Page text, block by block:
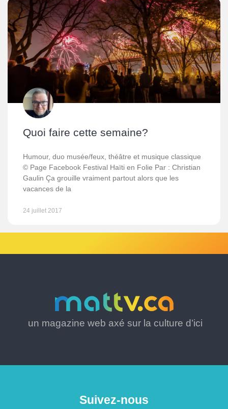
Quoi faire cette semaine?
Humour, duo musée/feux, théâtre et musique classique
© Page Facebook Festival Haïti en Folie Par : Christian
Gaulin Ça grouille vraiment partout alors que les
vacances de la
24 juillet 2017
un magazine web axé sur la culture d’ici
Suivez-nous